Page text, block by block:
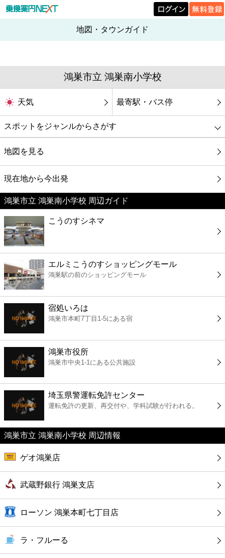
地図・タウンガイド
鴻巣市立 鴻巣南小学校
天気 最寄駅・バス停
スポットをジャンルからさがす
グルメ
映画
美容
コンビニ
スーパー
エンタメ
レジャー
書店
ファミレス
ファーストフード
カフェ
ショッピング
銀行
公共
地図を見る
現在地から今出発
鴻巣市立 鴻巣南小学校 周辺ガイド
こうのすシネマ
エルミこうのすショッピングモール
鴻巣駅の前のショッピングモール
宿処いろは
鴻巣市本町7丁目1-5にある宿
鴻巣市役所
鴻巣市中央1-1にある公共施設
埼玉県警運転免許センター
運転免許の更新、再交付や、学科試験が行われる。
鴻巣市立 鴻巣南小学校 周辺情報
ゲオ鴻巣店
武蔵野銀行 鴻巣支店
ローソン 鴻巣本町七丁目店
ラ・フルーる